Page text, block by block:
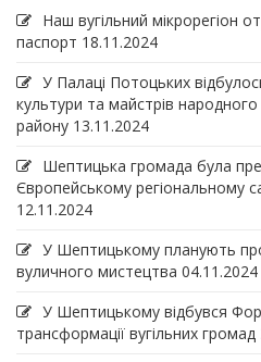
Наш вугільний мікрорегіон
паспорт 18.11.2024
У Палаці Потоцьких
культури та майстрів
району 13.11.2024
Шептицька громада була
Європейському регіональному
12.11.2024
У Шептицькому планують
вуличного мистецтва 04.11.2024
У Шептицькому відбувся
трансформації вугільних громад